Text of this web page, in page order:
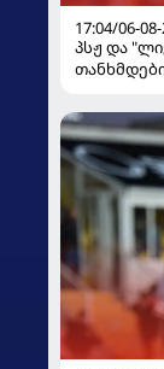
17:04/06-
პსჟ და